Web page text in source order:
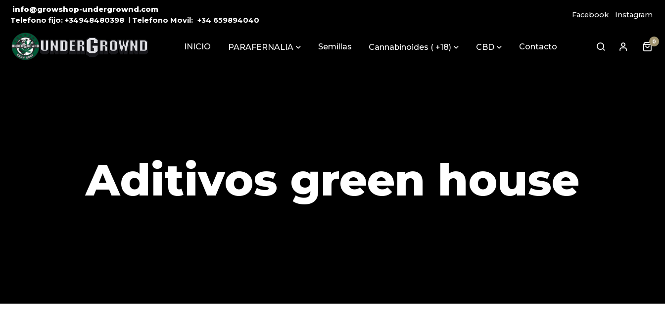
info@growshop-undergrownd.com
Telefono fijo: +34948480398 Telefono Movil: +34 659894040
Facebook Instagram
INICIO PARAFERNALIA Semillas Cannabinoides ( +18) CBD Contacto
0
Aditivos green house